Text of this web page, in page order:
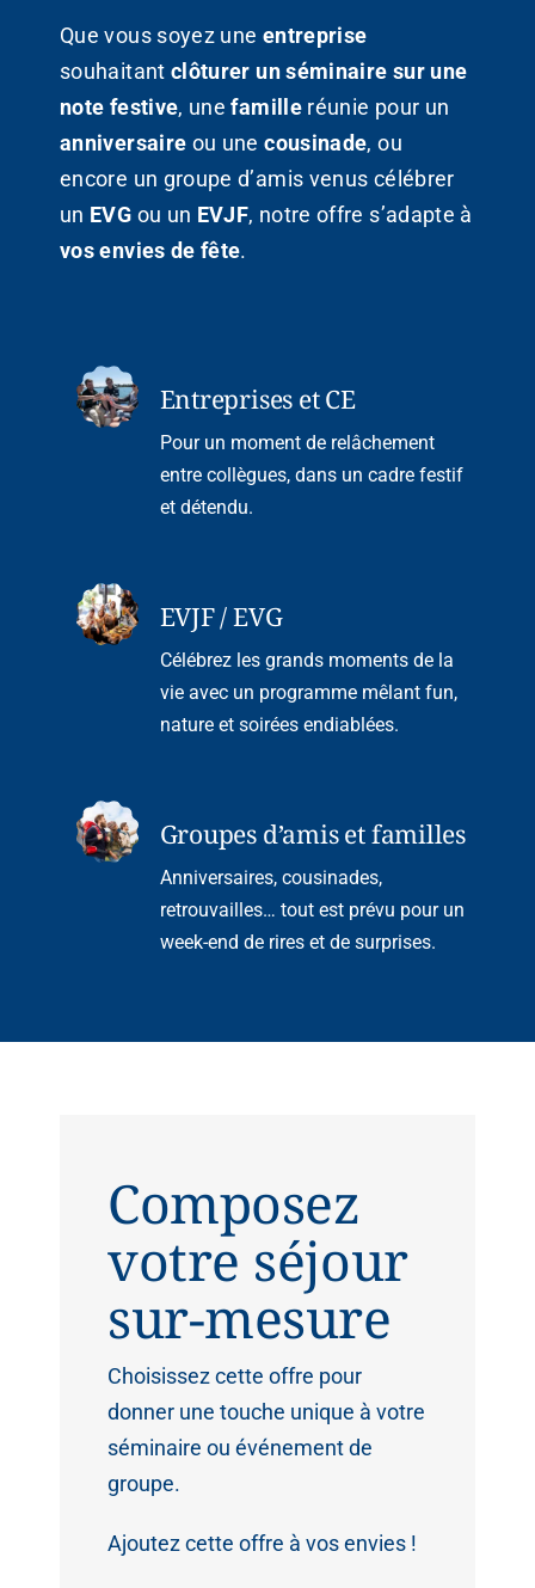
Que vous soyez une entreprise
souhaitant clôturer un séminaire sur une
note festive, unefamille réunie pour un
anniversaire ou unecousinade, ou
encore un groupe d’amis venus célébrer
un EVG ou un EVJF, notre offre s’adapte à
vos envies de fête.
Entreprises et CE
Pour un moment de relâchement
entre collègues, dans un cadre festif
et détendu.
Groupes d’amis et familles
Anniversaires, cousinades,
retrouvailles… tout est prévu pour un
week-end de rires et de surprises.
EVJF / EVG
Célébrez les grands moments de la
vie avec un programme mêlant fun,
nature et soirées endiablées.
Composez
votre séjour
sur-mesure
Choisissez cette offre pour
donner une touche unique à votre
séminaire ou événement de
groupe.
Ajoutez cette offre à vos envies !